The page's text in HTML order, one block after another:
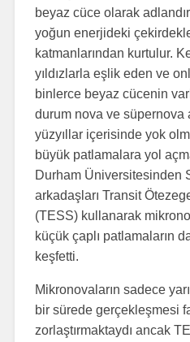
beyaz cüce olarak
yoğun enerjideki
katmanlarından kurtulur.
yıldızlarla eşlik eden ve
binlerce beyaz cücenin
durum nova ve süpernova
yüzyıllar içerisinde yok
büyük patlamalara yol
Durham Üniversitesinden
arkadaşları Transit
(TESS) kullanarak
küçük çaplı patlamaların
keşfetti.
Mikronovaların sadece
bir sürede gerçekleşmesi
zorlaştırmaktaydı ancak